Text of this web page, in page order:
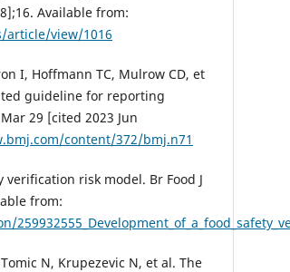
Available from:
view/1016
I, Hoffmann TC, Mulrow CD, et
guideline for reporting
29 [cited 2023 Jun
content/372/bmj.n71
risk model. Br Food J
from:
N, Krupezevic N, et al. The